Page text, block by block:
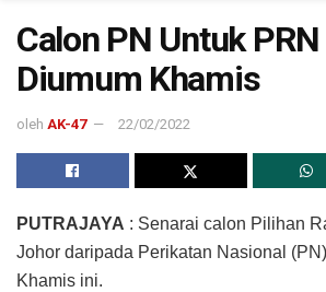
Calon PN Untuk
Diumum Khamis
oleh AK-47 22/02/2022
PUTRAJAYA : Senarai calon Pilihan
Johor daripada Perikatan Nasional
Khamis ini.